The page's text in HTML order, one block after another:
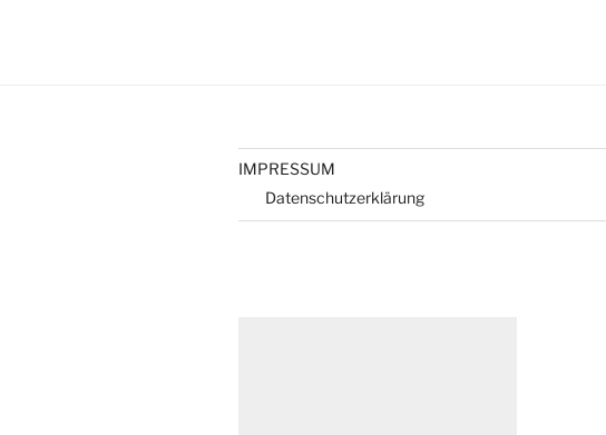
IMPRESSUM
Datenschutzerklärung